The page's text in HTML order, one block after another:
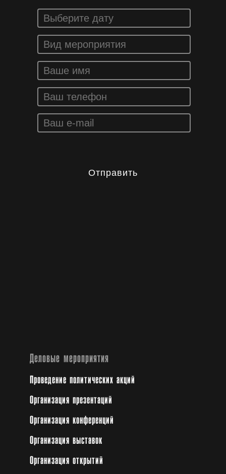
Отправить
Деловые мероприятия
Проведение политических акций
Организация презентаций
Организация конференций
Организация выставок
Организация открытий